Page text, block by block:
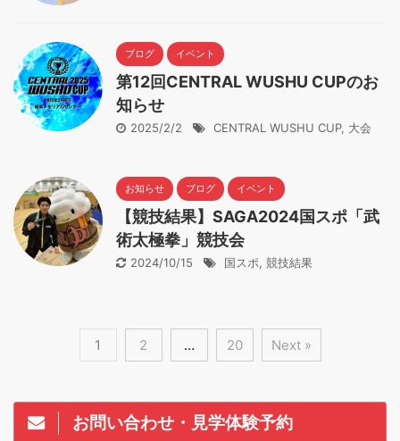
ブログ イベント
第12回CENTRAL WUSHU CUPのお
知らせ
2025/2/2 CENTRAL WUSHU CUP, 大会
お知らせ ブログ イベント
【競技結果】SAGA2024国スポ「武
術太極拳」競技会
2024/10/15 国スポ, 競技結果
1 2 … 20 Next »
お問い合わせ・見学体験予約